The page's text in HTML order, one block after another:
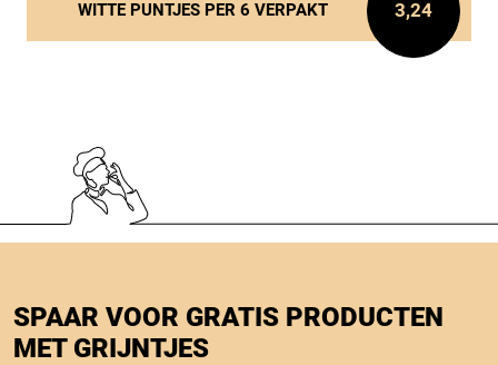
WITTE PUNTJES PER 6 VERPAKT 3,24
SPAAR VOOR GRATIS PRODUCTEN
MET GRIJNTJES